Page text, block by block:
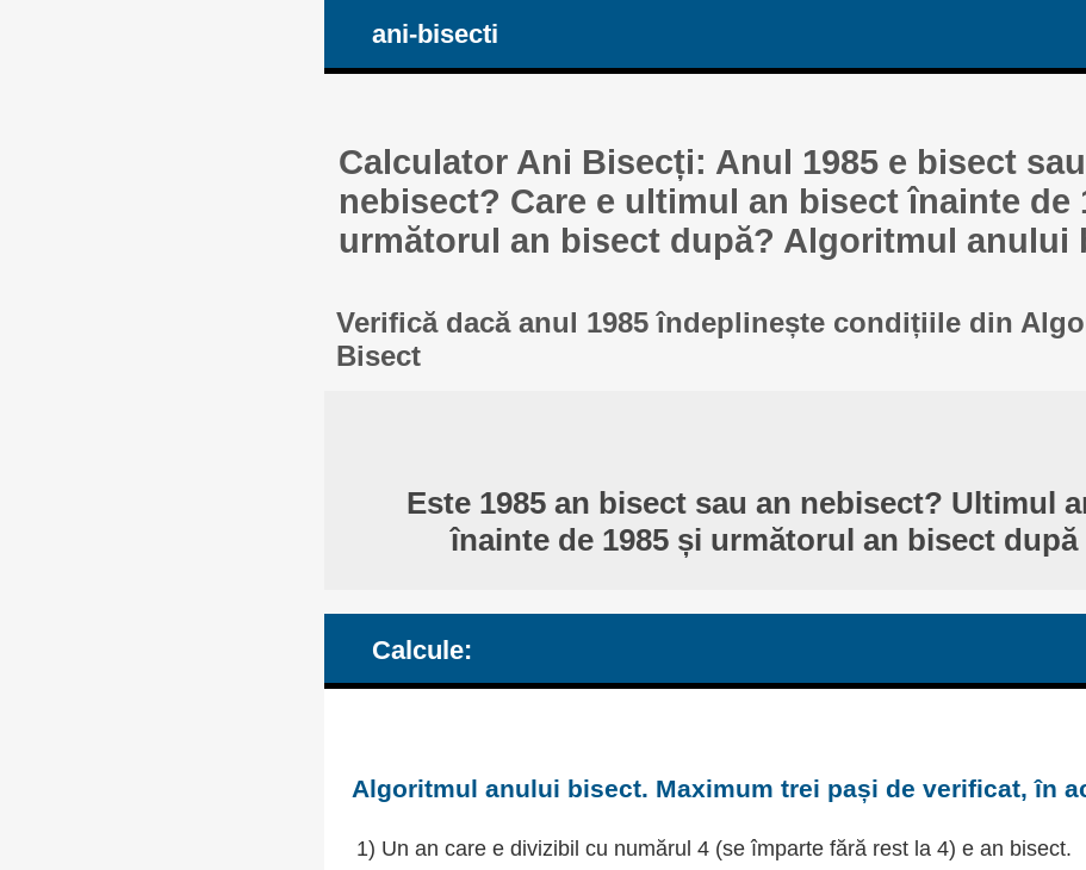
ani-bisecti
Calculator Ani Bisecți: Anul 1985 e bisect
nebisect? Care e ultimul an bisect înainte de
următorul an bisect după? Algoritmul anului
Verifică dacă anul 1985 îndeplinește condițiile din
Bisect
Este 1985 an bisect sau an nebisect? Ultimul
înainte de 1985 și următorul an bisect după
Calcule:
Algoritmul anului bisect. Maximum trei pași de verificat, în
1) Un an care e divizibil cu numărul 4 (se împarte fără rest la 4) e an bisect.